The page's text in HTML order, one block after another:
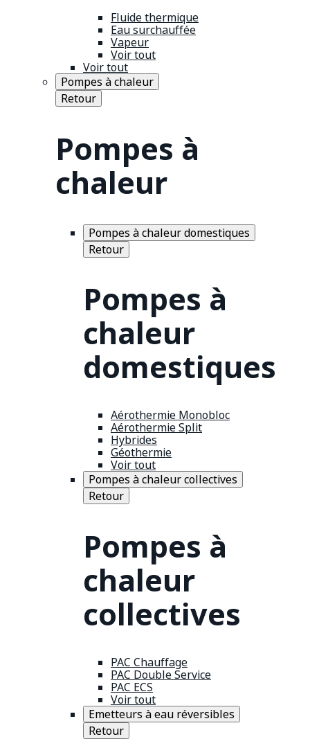
Fluide thermique
Eau surchauffée
Vapeur
Voir tout
Voir tout
Pompes à chaleur
Retour
Pompes à
chaleur
Pompes à chaleur domestiques
Retour
Pompes à
chaleur
domestiques
Aérothermie Monobloc
Aérothermie Split
Hybrides
Géothermie
Voir tout
Pompes à chaleur collectives
Retour
Pompes à
chaleur
collectives
PAC Chauffage
PAC Double Service
PAC ECS
Voir tout
Emetteurs à eau réversibles
Retour